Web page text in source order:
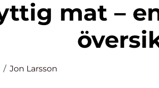
Jon Larsson